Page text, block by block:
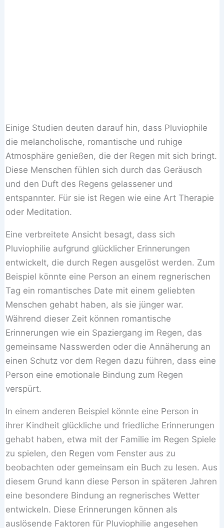
Einige Studien deuten darauf hin, dass Pluviophile
die melancholische, romantische und ruhige
Atmosphäre genießen, die der Regen mit sich bringt.
Diese Menschen fühlen sich durch das Geräusch
und den Duft des Regens gelassener und
entspannter. Für sie ist Regen wie eine Art Therapie
oder Meditation.
Eine verbreitete Ansicht besagt, dass sich
Pluviophilie aufgrund glücklicher Erinnerungen
entwickelt, die durch Regen ausgelöst werden. Zum
Beispiel könnte eine Person an einem regnerischen
Tag ein romantisches Date mit einem geliebten
Menschen gehabt haben, als sie jünger war.
Während dieser Zeit können romantische
Erinnerungen wie ein Spaziergang im Regen, das
gemeinsame Nasswerden oder die Annäherung an
einen Schutz vor dem Regen dazu führen, dass eine
Person eine emotionale Bindung zum Regen
verspürt.
In einem anderen Beispiel könnte eine Person in
ihrer Kindheit glückliche und friedliche Erinnerungen
gehabt haben, etwa mit der Familie im Regen Spiele
zu spielen, den Regen vom Fenster aus zu
beobachten oder gemeinsam ein Buch zu lesen. Aus
diesem Grund kann diese Person in späteren Jahren
eine besondere Bindung an regnerisches Wetter
entwickeln. Diese Erinnerungen können als
auslösende Faktoren für Pluviophilie angesehen